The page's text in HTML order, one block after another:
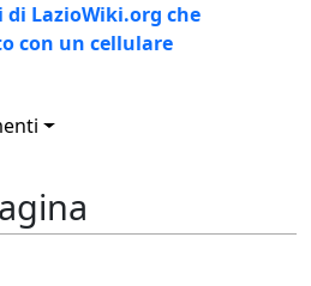
LazioWiki.org che
con un cellulare